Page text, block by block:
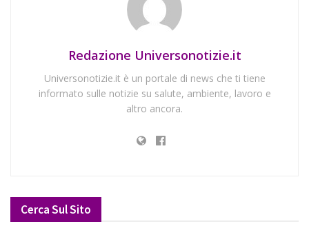
Redazione Universonotizie.it
Universonotizie.it è un portale di news che ti tiene
informato sulle notizie su salute, ambiente, lavoro e
altro ancora.
Cerca Sul Sito